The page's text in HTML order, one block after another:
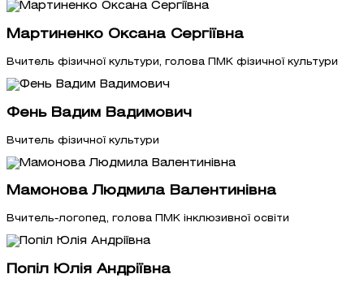
Мартиненко Оксана Сергіївна
Вчитель фізичної культури, голова ПМК фізичної культури
Фень Вадим Вадимович
Вчитель фізичної культури
Мамонова Людмила Валентинівна
Вчитель-логопед, голова ПМК інклюзивної освіти
Попіл Юлія Андріївна